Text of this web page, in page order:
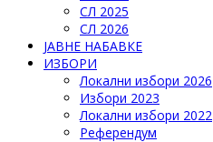
СЛ 2025
СЛ 2026
ЈАВНЕ НАБАВКЕ
ИЗБОРИ
Локални избори 2026
Избори 2023
Локални избори 2022
Референдум